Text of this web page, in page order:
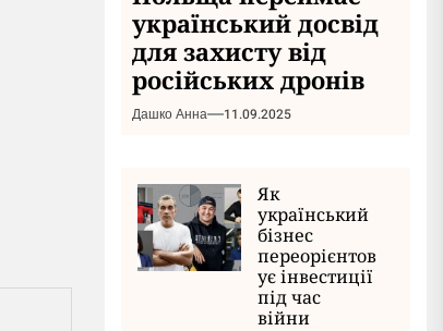
український досвід
для захисту від
російських дронів
Дашко Анна 11.09.2025
Як
український
бізнес
переорієнтов
ує інвестиції
під час
війни